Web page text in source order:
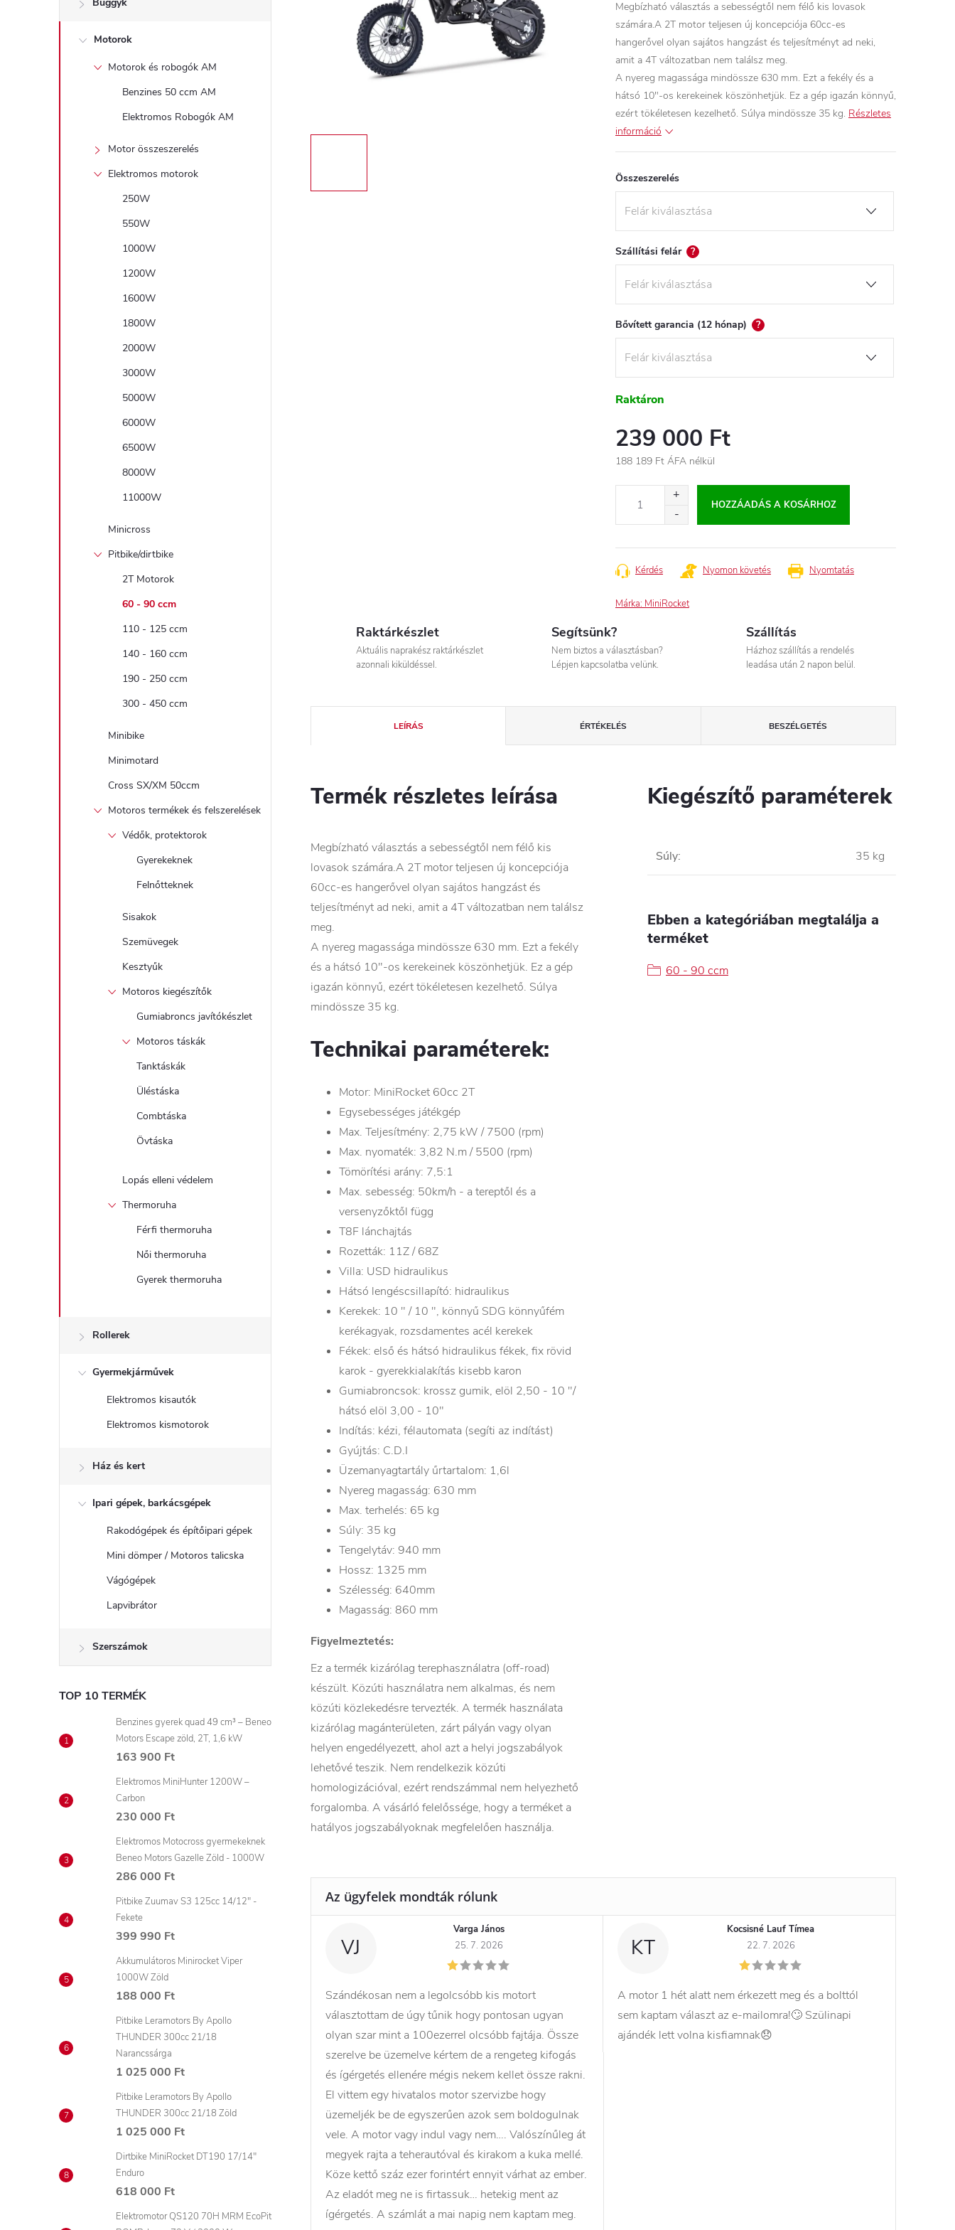
a
Motorok
Motorok és robogók AM
Benzines 50 ccm AM
Elektromos Robogók AM
Motor összeszerelés
Elektromos motorok
250W
550W
1000W
1200W
1600W
1800W
2000W
3000W
5000W
6000W
6500W
8000W
11000W
Minicross
Pitbike/dirtbike
2T Motorok
60 - 90 ccm
110 - 125 ccm
140 - 160 ccm
190 - 250 ccm
300 - 450 ccm
Minibike
Minimotard
Cross SX/XM 50ccm
Motoros termékek és felszerelések
Védők, protektorok
Gyerekeknek
Felnőtteknek
Sisakok
Szemüvegek
Kesztyűk
Motoros kiegészítők
Gumiabroncs javítókészlet
Motoros táskák
Tanktáskák
Üléstáska
Combtáska
Övtáska
Lopás elleni védelem
Thermoruha
Férfi thermoruha
Női thermoruha
Gyerek thermoruha
Rollerek
Gyermekjárművek
Elektromos kisautók
Elektromos kismotorok
Ház és kert
Ipari gépek, barkácsgépek
Rakodógépek és építőipari gépek
Mini dömper / Motoros talicska
Vágógépek
Lapvibrátor
Szerszámok
TOP 10 TERMÉK
Benzines gyerek quad 49 cm³ – Beneo
Motors Escape zöld, 2T, 1,6 kW
163 900 Ft
Elektromos MiniHunter 1200W –
Carbon
230 000 Ft
Elektromos Motocross gyermekeknek
Beneo Motors Gazelle Zöld - 1000W
286 000 Ft
Pitbike Zuumav S3 125cc 14/12" -
Fekete
399 990 Ft
Akkumulátoros Minirocket Viper
1000W Zöld
188 000 Ft
Pitbike Leramotors By Apollo
THUNDER 300cc 21/18
Narancssárga
1 025 000 Ft
Pitbike Leramotors By Apollo
THUNDER 300cc 21/18 Zöld
1 025 000 Ft
Dirtbike MiniRocket DT190 17/14"
Enduro
618 000 Ft
Elektromotor QS120 70H MRM EcoPit
Megbízható választás a sebességtől nem félő kis lovasok
számára.A 2T motor teljesen új koncepciója 60cc-es
hangerővel olyan sajátos hangzást és teljesítményt ad neki,
amit a 4T változatban nem találsz meg.
A nyereg magassága mindössze 630 mm. Ezt a fekély és a
hátsó 10"-os kerekeinek köszönhetjük. Ez a gép igazán könnyű,
ezért tökéletesen kezelhető. Súlya mindössze 35 kg. Részletes
információ
Összeszerelés
Szállítási felár ?
Bővített garancia (12 hónap) ?
Raktáron
239 000 Ft
188 189 Ft ÁFA nélkül
HOZZÁADÁS A KOSÁRHOZ
Nyomtatás
Kérdés Nyomon követés
Márka: MiniRocket
Raktárkészlet
Aktuális naprakész raktárkészlet
azonnali kiküldéssel.
Segítsünk?
Nem biztos a választásban?
Lépjen kapcsolatba velünk.
Szállítás
Házhoz szállítás a rendelés
leadása után 2 napon belül.
LEÍRÁS ÉRTÉKELÉS BESZÉLGETÉS
Termék részletes leírása
Megbízható választás a sebességtől nem félő kis
lovasok számára.A 2T motor teljesen új koncepciója
60cc-es hangerővel olyan sajátos hangzást és
teljesítményt ad neki, amit a 4T változatban nem találsz
meg.
A nyereg magassága mindössze 630 mm. Ezt a fekély
és a hátsó 10"-os kerekeinek köszönhetjük. Ez a gép
igazán könnyű, ezért tökéletesen kezelhető. Súlya
mindössze 35 kg.
Technikai paraméterek:
Motor: MiniRocket 60cc 2T
Egysebességes játékgép
Max. Teljesítmény: 2,75 kW / 7500 (rpm)
Max. nyomaték: 3,82 N.m / 5500 (rpm)
Tömörítési arány: 7,5:1
Max. sebesség: 50km/h - a tereptől és a
versenyzőktől függ
T8F lánchajtás
Rozetták: 11Z / 68Z
Villa: USD hidraulikus
Hátsó lengéscsillapító: hidraulikus
Kerekek: 10 ″ / 10 ″, könnyű SDG könnyűfém
kerékagyak, rozsdamentes acél kerekek
Fékek: első és hátsó hidraulikus fékek, fix rövid
karok - gyerekkialakítás kisebb karon
Gumiabroncsok: krossz gumik, elöl 2,50 - 10 "/
hátsó elöl 3,00 - 10"
Indítás: kézi, félautomata (segíti az indítást)
Gyújtás: C.D.I
Üzemanyagtartály űrtartalom: 1,6l
Nyereg magasság: 630 mm
Max. terhelés: 65 kg
Súly: 35 kg
Tengelytáv: 940 mm
Hossz: 1325 mm
Szélesség: 640mm
Magasság: 860 mm
Figyelmeztetés:
Ez a termék kizárólag terephasználatra (off-road)
készült. Közúti használatra nem alkalmas, és nem
közúti közlekedésre tervezték. A termék használata
kizárólag magánterületen, zárt pályán vagy olyan
helyen engedélyezett, ahol azt a helyi jogszabályok
lehetővé teszik. Nem rendelkezik közúti
homologizációval, ezért rendszámmal nem helyezhető
forgalomba. A vásárló felelőssége, hogy a terméket a
hatályos jogszabályoknak megfelelően használja.
Kiegészítő paraméterek
Súly: 35 kg
Ebben a kategóriában megtalálja a
terméket
60 - 90 ccm
VJ
Varga János
25. 7. 2026
Szándékosan nem a legolcsóbb kis motort
választottam de úgy tűnik hogy pontosan ugyan
olyan szar mint a 100ezerrel olcsóbb fajtája. Össze
szerelve be üzemelve kértem de a rengeteg kifogás
és ígérgetés ellenére mégis nekem kellet össze rakni.
El vittem egy hivatalos motor szervizbe hogy
üzemeljék be de egyszerűen azok sem boldogulnak
vele. A motor vagy indul vagy nem…. Valószínűleg át
megyek rajta a teherautóval és kirakom a kuka mellé.
Köze kettő száz ezer forintért ennyit várhat az ember.
Az eladót meg ne is firtassuk… hetekig ment az
ígérgetés. A számlát a mai napig nem kaptam meg.
KT
Kocsisné Lauf Tímea
22. 7. 2026
A motor 1 hét alatt nem érkezett meg és a bolttól
sem kaptam választ az e-mailomra!🙄 Szülinapi
ajándék lett volna kisfiamnak😞